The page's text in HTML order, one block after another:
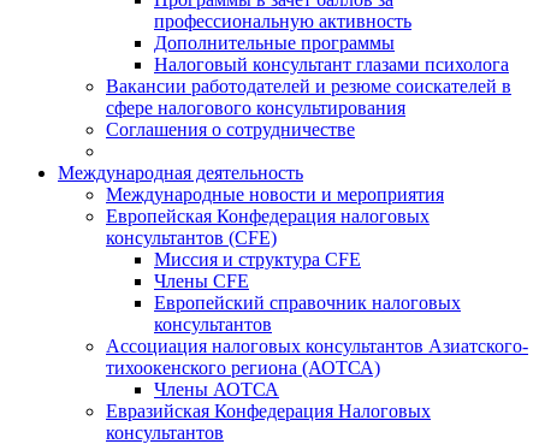
профессиональную активность
Дополнительные программы
Налоговый консультант глазами психолога
Вакансии работодателей и резюме соискателей в
сфере налогового консультирования
Соглашения о сотрудничестве
Международная деятельность
Международные новости и мероприятия
Европейская Конфедерация налоговых
консультантов (CFE)
Миссия и структура CFE
Члены CFE
Европейский справочник налоговых
консультантов
Ассоциация налоговых консультантов Азиатского-
тихоокенского региона (АОТСА)
Члены АОТСА
Евразийская Конфедерация Налоговых
консультантов